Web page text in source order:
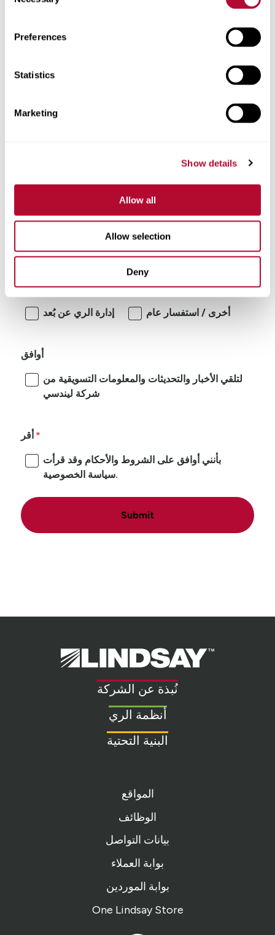
Preferences
Statistics
Marketing
Show details
Allow all
Allow selection
Deny
هاتف
تعليقات
أنظمة الري الدوارة/المتحركة جانبياً
إدارة الري عن بُعد أخرى / استفسار عام
أوافق
لتلقي الأخبار والتحديثات والمعلومات التسويقية من
شركة ليندسي
أقر
بأنني أوافق على الشروط والأحكام وقد قرأت
سياسة الخصوصية.
Submit
Lindsay.
Link
homepage
نُبذة عن الشركة
أنظمة الري
البنية التحتية
المواقع
الوظائف
بيانات التواصل
بوابة العملاء
بوابة الموردين
One Lindsay Store